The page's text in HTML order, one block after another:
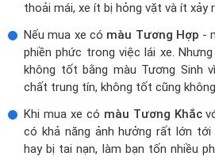
thoải mái, xe ít bị hỏng vặt và ít xảy
Nếu mua xe có màu Tương Hợp -
phiền phức trong việc lái xe.
không tốt bằng màu Tương Sinh
chất trung tín, không tốt cũng
Khi mua xe có màu Tương Khắc
có khả năng ảnh hưởng rất lớn tới
hay bị tai nạn, làm bạn tốn nhiều